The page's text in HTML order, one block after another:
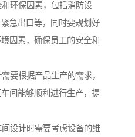
环保因素，包括消防设
急出口等，同时要规划好
因素，确保员工的安全和
要根据产品生产的需求，
间能够顺利进行生产，提
设计时需要考虑设备的维